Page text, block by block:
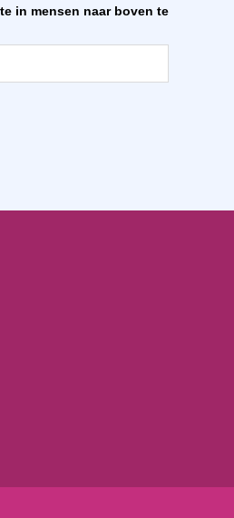
in mensen naar boven te